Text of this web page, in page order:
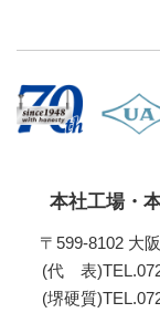
本社工場・
〒599-8102 大
(代 表
(堺硬質